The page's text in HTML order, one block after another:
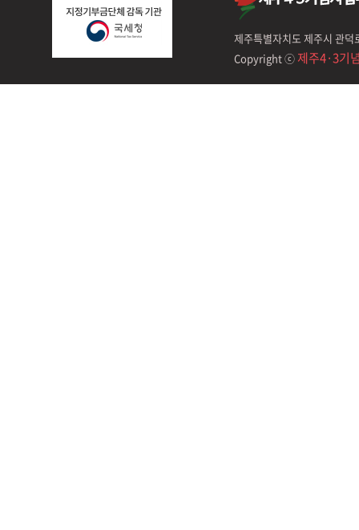
제주특별자치도 제주시 관
Copyright ⓒ 제주4·3기